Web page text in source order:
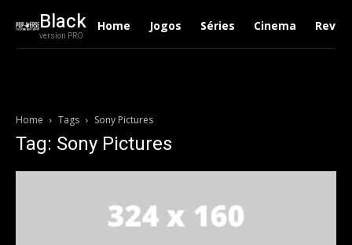
Black
version PRO
Home Jogos Séries Cinema
Home Tags Sony Pictures
Tag: Sony Pictures